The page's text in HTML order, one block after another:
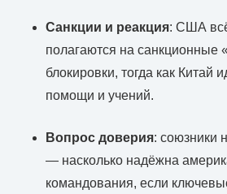
Санкции и реакция: США
полагаются на санкционные
блокировки, тогда как Китай
помощи и учений.
Вопрос доверия: союзники
— насколько надёжна
командования, если